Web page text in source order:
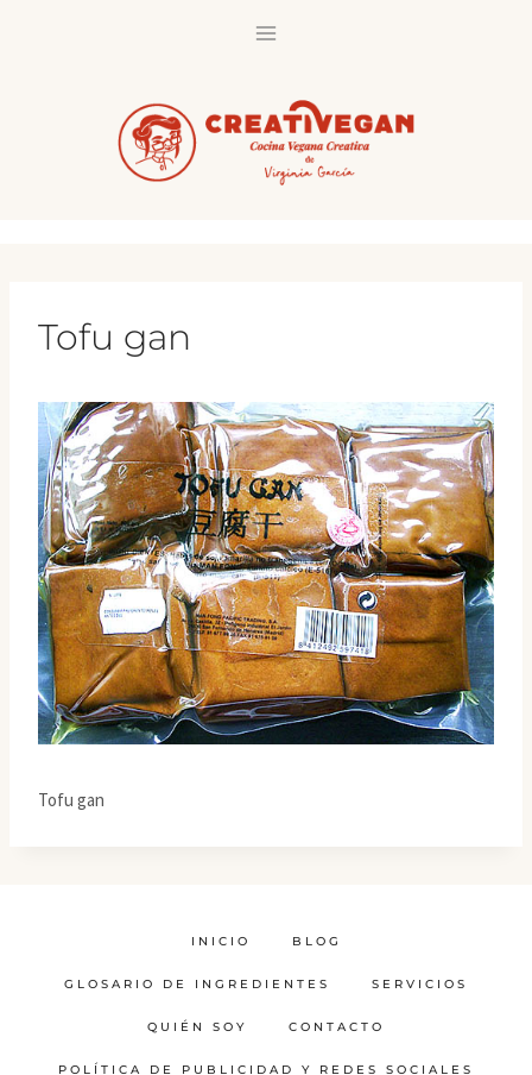
Tofu gan
Tofu gan
INICIO BLOG
GLOSARIO DE INGREDIENTES SERVICIOS
QUIÉN SOY CONTACTO
POLÍTICA DE PUBLICIDAD Y REDES SOCIALES